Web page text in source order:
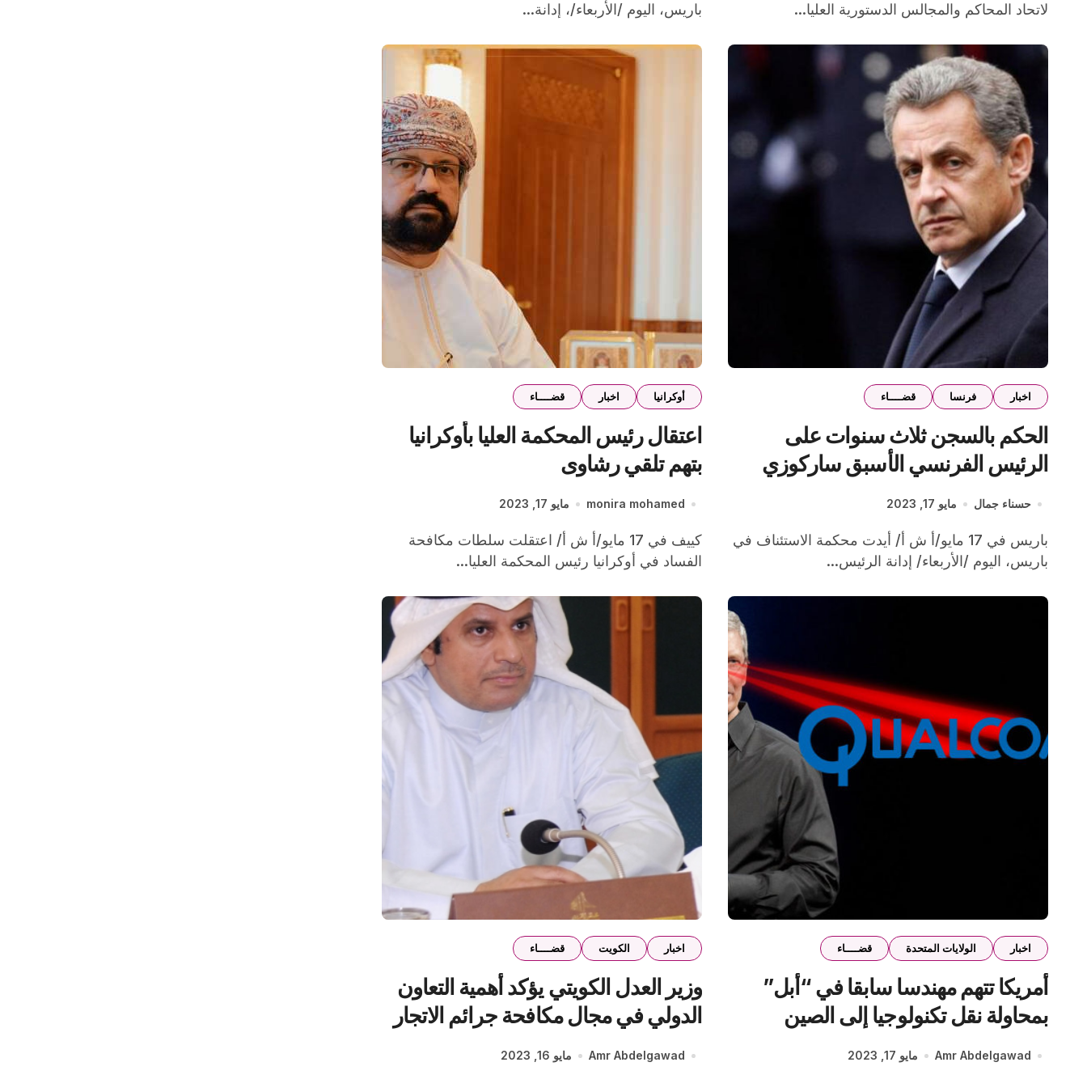
لاتحاد المحاكم والمجالس الدستورية العليا...
باريس، اليوم /الأربعاء/، إدانة...
اخبار فرنسا قضــــاء
الحكم بالسجن ثلاث سنوات على
الرئيس الفرنسي الأسبق ساركوزي
حسناء جمال مايو 17, 2023
باريس في 17 مايو/أ ش أ/ أيدت محكمة الاستئناف في
باريس، اليوم /الأربعاء/ إدانة الرئيس...
أوكرانيا اخبار قضــــاء
اعتقال رئيس المحكمة العليا بأوكرانيا
بتهم تلقي رشاوى
monira mohamed مايو 17, 2023
كييف في 17 مايو/أ ش أ/ اعتقلت سلطات مكافحة
الفساد في أوكرانيا رئيس المحكمة العليا...
اخبار الولايات المتحدة قضــــاء
أمريكا تتهم مهندسا سابقا في “أبل”
بمحاولة نقل تكنولوجيا إلى الصين
Amr Abdelgawad مايو 17, 2023
اخبار الكويت قضــــاء
وزير العدل الكويتي يؤكد أهمية التعاون
الدولي في مجال مكافحة جرائم الاتجار
بالبشر
Amr Abdelgawad مايو 16, 2023